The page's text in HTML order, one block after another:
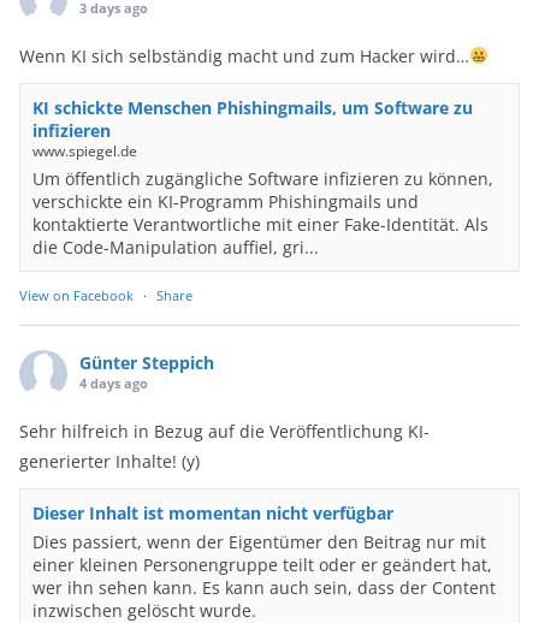
3 days ago
Wenn KI sich selbständig macht und zum Hacker wird…
KI schickte Menschen Phishingmails, um Software zu
infizieren
www.spiegel.de
Um öffentlich zugängliche Software infizieren zu können,
verschickte ein KI-Programm Phishingmails und
kontaktierte Verantwortliche mit einer Fake-Identität. Als
die Code-Manipulation auffiel, gri...
View on Facebook · Share
Günter Steppich
4 days ago
Sehr hilfreich in Bezug auf die Veröffentlichung KI-
generierter Inhalte! (y)
Dieser Inhalt ist momentan nicht verfügbar
Dies passiert, wenn der Eigentümer den Beitrag nur mit
einer kleinen Personengruppe teilt oder er geändert hat,
wer ihn sehen kann. Es kann auch sein, dass der Content
inzwischen gelöscht wurde.